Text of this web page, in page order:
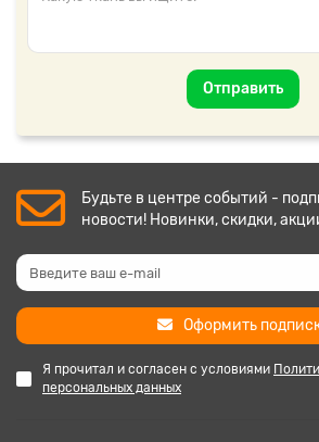
Отправить
Будьте в центре событий -
новости! Новинки, скидки,
Оформить
Я прочитал и согласен с условиями
персональных данных